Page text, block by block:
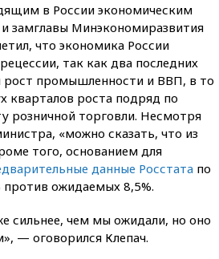
в России экономическим
замглавы Минэкономиразвития
что экономика России
так как два последних
рост промышленности и ВВП, в то
кварталов роста подряд по
розничной торговли. Несмотря
«можно сказать, что из
того, основанием для
данные Росстата по
ожидаемых 8,5%.
сильнее, чем мы ожидали, но оно
— оговорился Клепач.